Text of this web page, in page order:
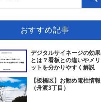
おすすめ記事
デジタルサイネージの効果
とは？看板との違いやメリ
ットを分かりやすく解説
【板橋区】お勧め電柱情報
（舟渡3丁目）